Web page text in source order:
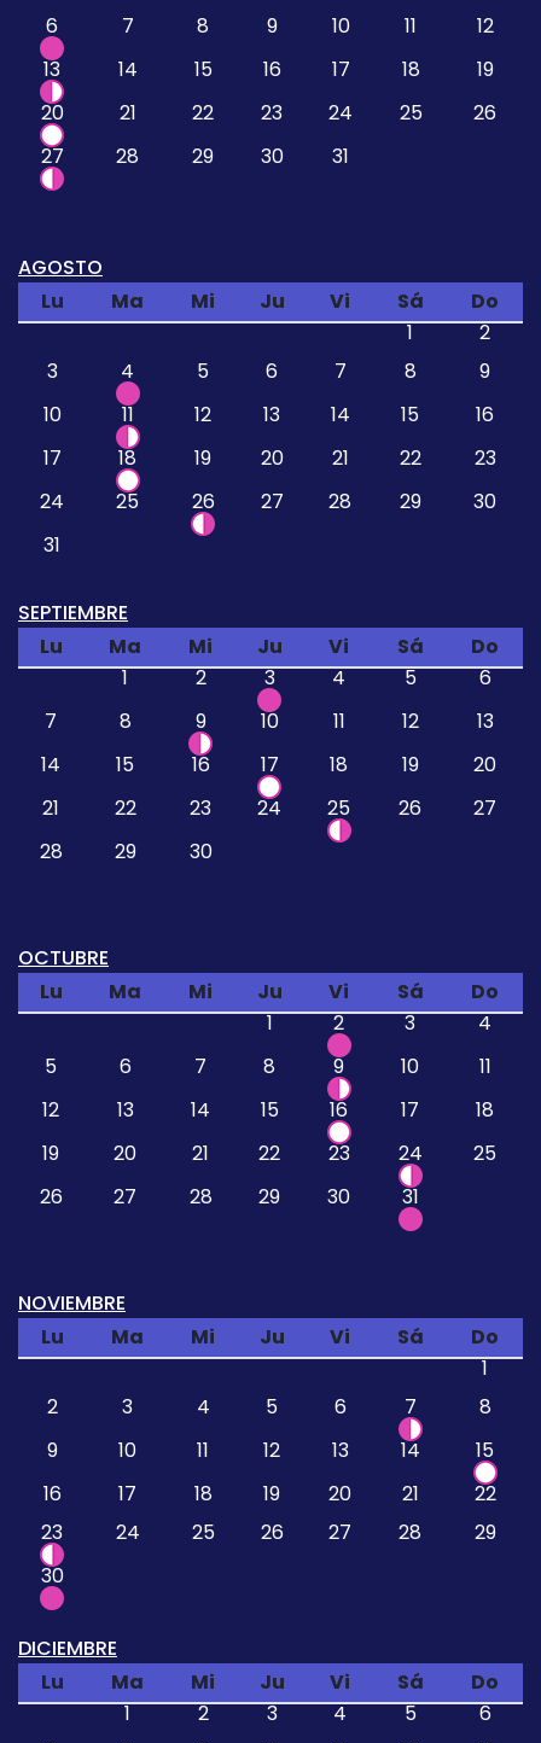
6
7 8 9 10 11
12
13
14 15 16 17 18
19
20
21 22 23 24 25
26
27
28 29 30 31
AGOSTO
Lu
Ma Mi Ju Vi Sá
Do
1
2
3
4 5 6 7 8
9
10
11 12 13 14 15
16
17
18 19 20 21 22
23
24
25 26 27 28 29
30
31
SEPTIEMBRE
Lu
Ma Mi Ju Vi Sá
Do
1
2 3 4 5
6
7
8 9 10 11 12
13
14
15 16 17 18 19
20
21
22 23 24 25 26
27
28
29 30
OCTUBRE
Lu
Ma Mi Ju Vi Sá
Do
1
2 3
4
5
6 7 8 9 10
11
12
13 14 15 16 17
18
19
20 21 22 23 24
25
26
27 28 29 30 31
NOVIEMBRE
Lu
Ma Mi Ju Vi Sá
Do
1
2
3 4 5 6 7
8
9
10 11 12 13 14
15
16
17 18 19 20 21
22
23
24 25 26 27 28
29
30
DICIEMBRE
Lu
Ma Mi Ju Vi Sá
Do
1
2 3 4 5
6